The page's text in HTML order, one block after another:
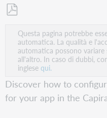
come
PDF
Questa pagina potrebbe
automatica. La qualità e
automatica possono
all'altro. In caso di dubbi,
inglesequi.
Discover how to
for your app in the